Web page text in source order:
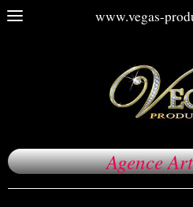
www.vegas-
Agence